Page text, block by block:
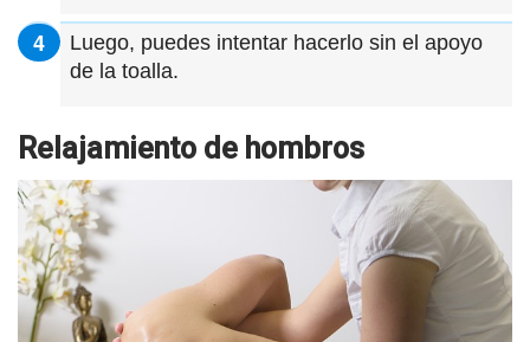
Luego, puedes intentar hacerlo sin el apoyo
de la toalla.
Relajamiento de hombros